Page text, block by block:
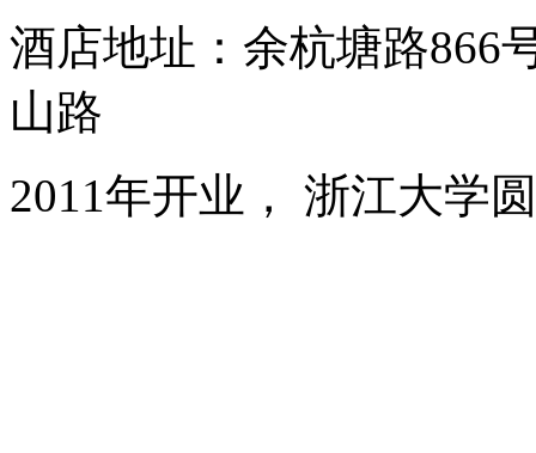
酒店地址：余杭塘路866
山路
2011年开业， 浙江大学